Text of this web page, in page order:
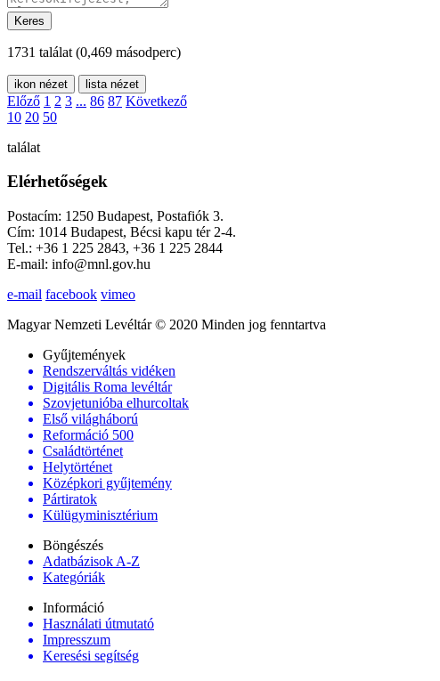
Keres
1731 találat (0,469 másodperc)
ikon nézet lista nézet
Előző 1 2 3 ... 86 87 Következő
10 20 50
találat
Elérhetőségek
Postacím: 1250 Budapest, Postafiók 3.
Cím: 1014 Budapest, Bécsi kapu tér 2-4.
Tel.: +36 1 225 2843, +36 1 225 2844
E-mail: info@mnl.gov.hu
e-mail facebook vimeo
Magyar Nemzeti Levéltár © 2020 Minden jog fenntartva
Gyűjtemények
Rendszerváltás vidéken
Digitális Roma levéltár
Szovjetunióba elhurcoltak
Első világháború
Reformáció 500
Családtörténet
Helytörténet
Középkori gyűjtemény
Pártiratok
Külügyminisztérium
Böngészés
Adatbázisok A-Z
Kategóriák
Információ
Használati útmutató
Impresszum
Keresési segítség